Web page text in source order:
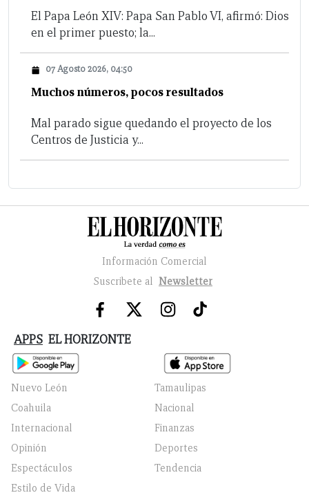
El Papa León XIV: Papa San Pablo VI, afirmó: Dios
en el primer puesto; la...
07 Agosto 2026, 04:50
Muchos números, pocos resultados
Mal parado sigue quedando el proyecto de los
Centros de Justicia y...
Información Comercial
Suscribete al
Newsletter
APPS EL HORIZONTE
Nuevo León
Tamaulipas
Coahuila
Nacional
Internacional
Finanzas
Opinión
Deportes
Espectáculos
Tendencia
Estilo de Vida